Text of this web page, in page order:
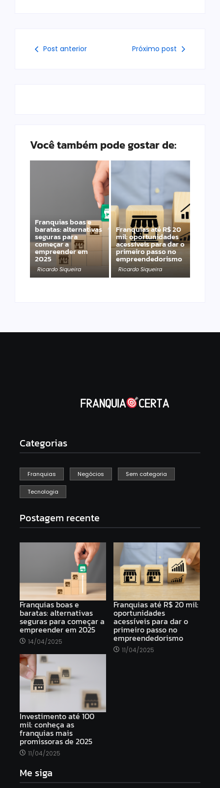
Post anterior Próximo post
Você também pode gostar de:
Franquias boas e
baratas: alternativas
seguras para
começar a
empreender em
2025
Ricardo Siqueira
Franquias até R$ 20
mil: oportunidades
acessíveis para dar o
primeiro passo no
empreendedorismo
Ricardo Siqueira
Categorias
Franquias Negócios Sem categoria
Tecnologia
Postagem recente
Franquias boas e
baratas: alternativas
seguras para começar a
empreender em 2025
14/04/2025
Franquias até R$ 20 mil:
oportunidades
acessíveis para dar o
primeiro passo no
empreendedorismo
11/04/2025
Investimento até 100
mil: conheça as
franquias mais
promissoras de 2025
11/04/2025
Me siga